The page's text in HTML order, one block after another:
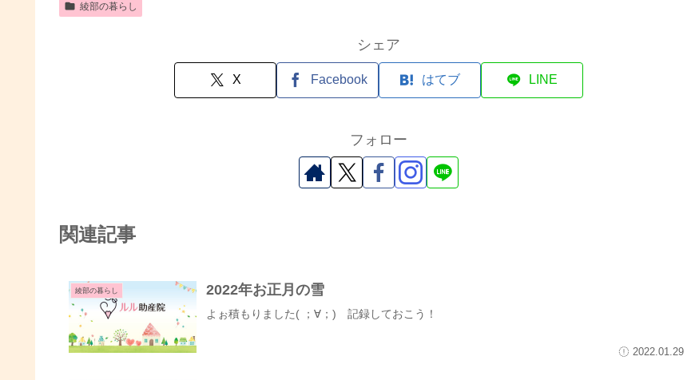
綾部の暮らし
シェア
X Facebook はてブ LINE
フォロー
関連記事
綾部の暮らし 2022年お正月の雪
よぉ積もりました( ；∀；) 記録しておこう！
2022.01.29